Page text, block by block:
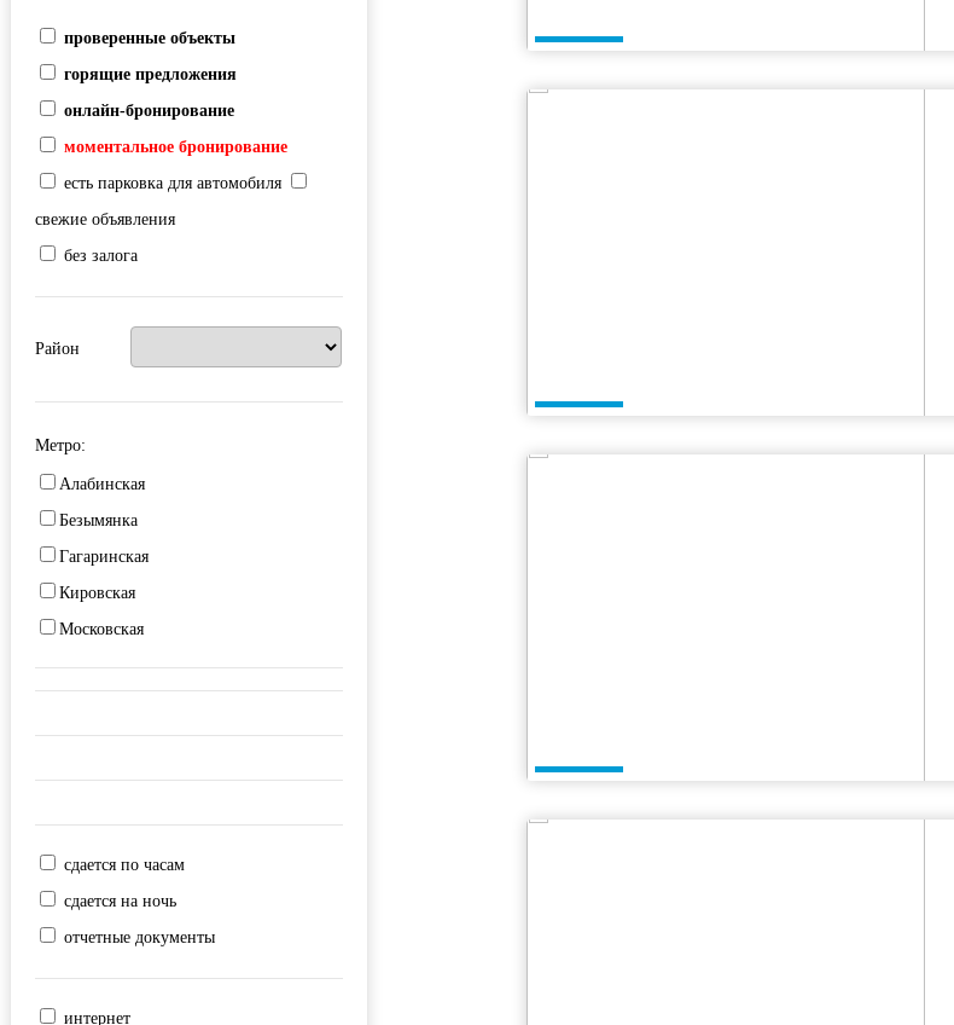
проверенные объекты
горящие предложения
онлайн-бронирование
моментальное бронирование
есть парковка для автомобиля
свежие объявления
без залога
Район
Метро:
Алабинская
Безымянка
Гагаринская
Кировская
Московская
Победа
Советская
сдается по часам
сдается на ночь
отчетные документы
интернет